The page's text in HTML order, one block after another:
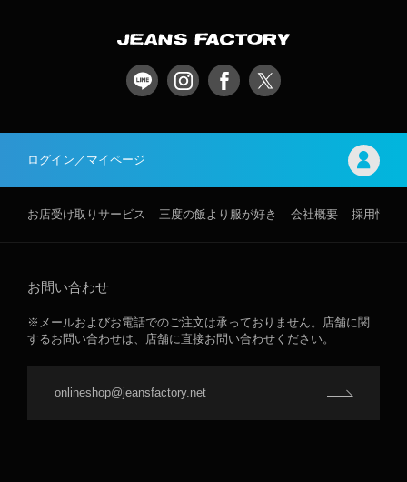
ログイン／マイページ
お店受け取りサービス 三度の飯より服が好き 会社概要 採用情報
お問い合わせ
※メールおよびお電話でのご注文は承っておりません。店舗に関
するお問い合わせは、店舗に直接お問い合わせください。
onlineshop@jeansfactory.net